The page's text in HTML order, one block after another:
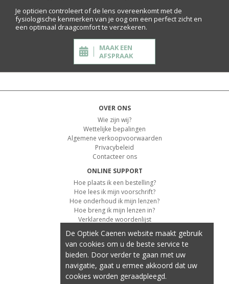
Je opticien controleert of de lens overeenkomt met de
fysiologische kenmerken van je oog om een perfect zicht en
een optimaal draagcomfort te verzekeren.
MAAK EEN
AFSPRAAK
OVER ONS
Wie zijn wij?
Wettelijke bepalingen
Algemene verkoopvoorwaarden
Privacybeleid
Contacteer ons
ONLINE SUPPORT
Hoe plaats ik een bestelling?
Hoe lees ik mijn voorschrift?
Hoe onderhoud ik mijn lenzen?
Hoe breng ik mijn lenzen in?
Verklarende woordenlijst
KLANTENSERVICE
Informatie over de levering
Informatie over de betaling
Retourvoorwaarden
ONZE PRODUCTEN
De Optiek Caenen website maakt gebruik
van cookies om u de beste service te
bieden. Door verder te gaan met uw
navigatie, gaat u ermee akkoord dat uw
cookies worden geraadpleegd.